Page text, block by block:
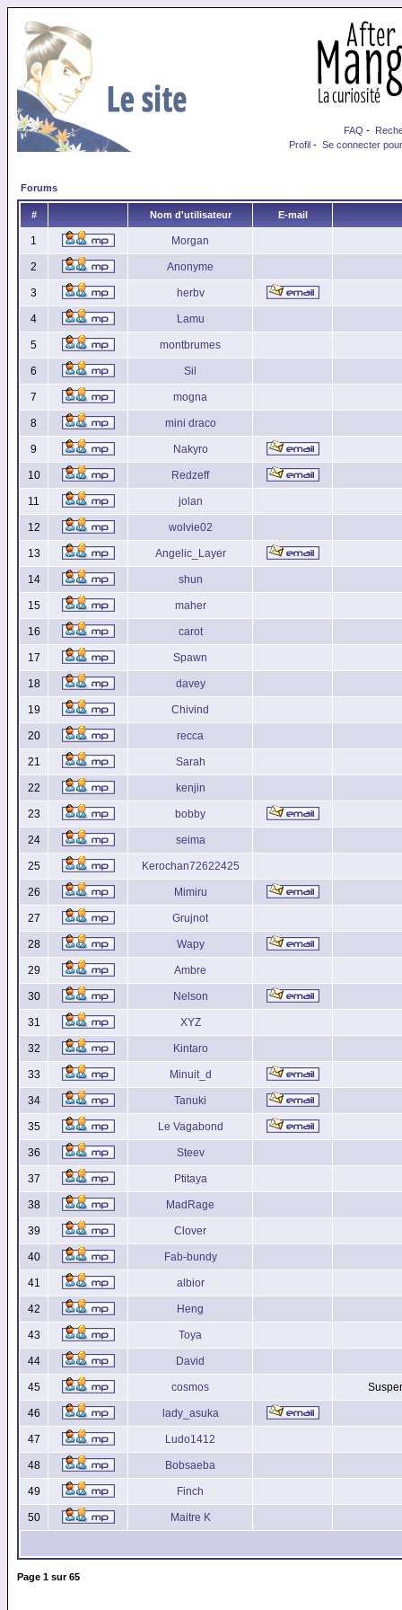
FAQ -
Profil - Se connecter
Forums
# Nom d'utilisateur E-mail
1 Morgan
2 Anonyme
3 herbv
4 Lamu
5 montbrumes
6 Sil
7 mogna
8 mini draco
9 Nakyro
10 Redzeff
11 jolan
12 wolvie02
13 Angelic_Layer
14 shun
15 maher
16 carot
17 Spawn
18 davey
19 Chivind
20 recca
21 Sarah
22 kenjin
23 bobby
24 seima
25 Kerochan72622425
26 Mimiru
27 Grujnot
28 Wapy
29 Ambre
30 Nelson
31 XYZ
32 Kintaro
33 Minuit_d
34 Tanuki
35 Le Vagabond
36 Steev
37 Ptitaya
38 MadRage
39 Clover
40 Fab-bundy
41 albior
42 Heng
43 Toya
44 David
45 cosmos
46 lady_asuka
47 Ludo1412
48 Bobsaeba
49 Finch
50 Maitre K
Page 1 sur65